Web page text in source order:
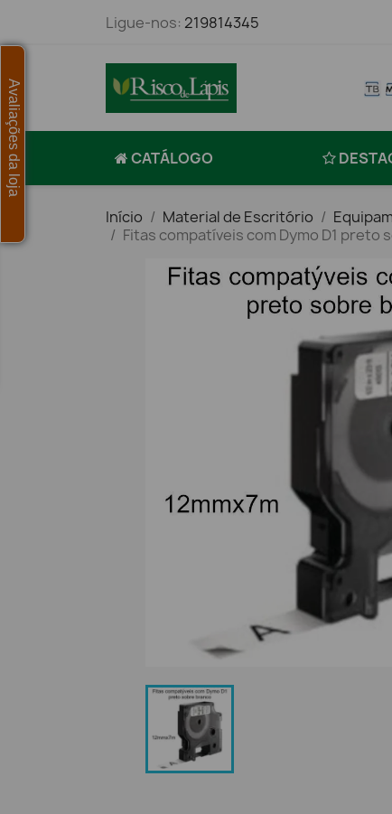
Ligue-nos: 219814345
CATÁLOGO
Início Material de Escritório
Fitas compatíveis com Dymo D1 preto
Avaliações da loja